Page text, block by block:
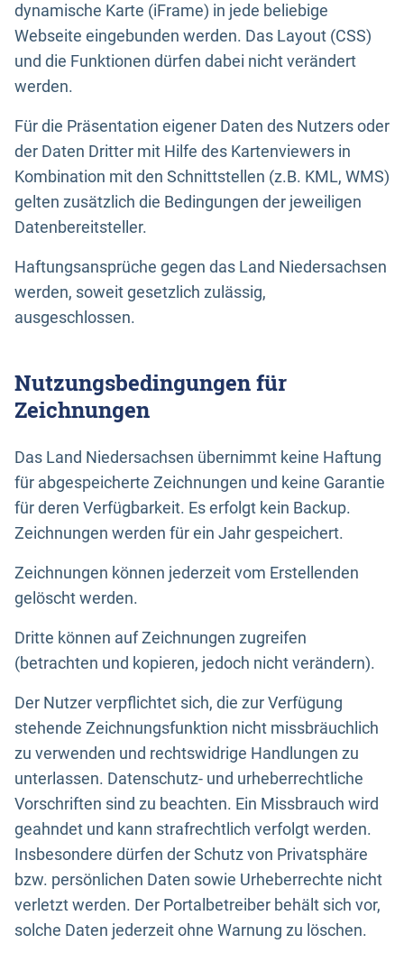
dynamische Karte (iFrame) in jede beliebige
Webseite eingebunden werden. Das Layout (CSS)
und die Funktionen dürfen dabei nicht verändert
werden.
Für die Präsentation eigener Daten des Nutzers oder
der Daten Dritter mit Hilfe des Kartenviewers in
Kombination mit den Schnittstellen (z.B. KML, WMS)
gelten zusätzlich die Bedingungen der jeweiligen
Datenbereitsteller.
Haftungsansprüche gegen das Land Niedersachsen
werden, soweit gesetzlich zulässig,
ausgeschlossen.
Nutzungsbedingungen für
Zeichnungen
Das Land Niedersachsen übernimmt keine Haftung
für abgespeicherte Zeichnungen und keine Garantie
für deren Verfügbarkeit. Es erfolgt kein Backup.
Zeichnungen werden für ein Jahr gespeichert.
Zeichnungen können jederzeit vom Erstellenden
gelöscht werden.
Dritte können auf Zeichnungen zugreifen
(betrachten und kopieren, jedoch nicht verändern).
Der Nutzer verpflichtet sich, die zur Verfügung
stehende Zeichnungsfunktion nicht missbräuchlich
zu verwenden und rechtswidrige Handlungen zu
unterlassen. Datenschutz- und urheberrechtliche
Vorschriften sind zu beachten. Ein Missbrauch wird
geahndet und kann strafrechtlich verfolgt werden.
Insbesondere dürfen der Schutz von Privatsphäre
bzw. persönlichen Daten sowie Urheberrechte nicht
verletzt werden. Der Portalbetreiber behält sich vor,
solche Daten jederzeit ohne Warnung zu löschen.